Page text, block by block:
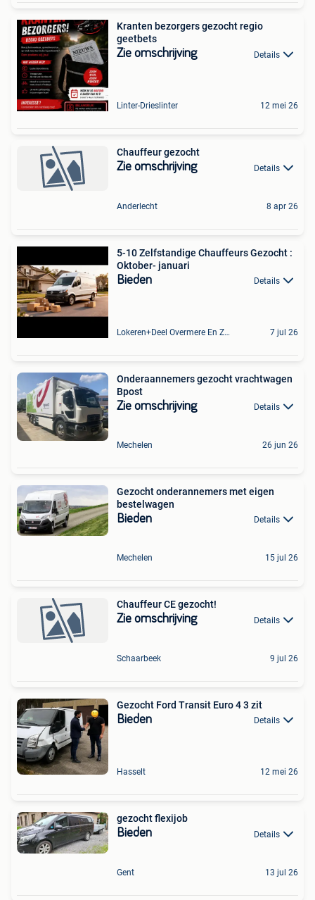
Kranten bezorgers gezocht regio
geetbets
Zie omschrijving Details
Linter-Drieslinter 12 mei 26
Chauffeur gezocht
Zie omschrijving Details
Anderlecht 8 apr 26
5-10 Zelfstandige Chauffeurs Gezocht :
Oktober- januari
Bieden Details
Lokeren+Deel Overmere En Zele 7 jul 26
Onderaannemers gezocht vrachtwagen
Bpost
Zie omschrijving Details
Mechelen 26 jun 26
Gezocht onderannemers met eigen
bestelwagen
Bieden Details
Mechelen 15 jul 26
Chauffeur CE gezocht!
Zie omschrijving Details
Schaarbeek 9 jul 26
Gezocht Ford Transit Euro 4 3 zit
Bieden Details
Hasselt 12 mei 26
gezocht flexijob
Bieden Details
Gent 13 jul 26